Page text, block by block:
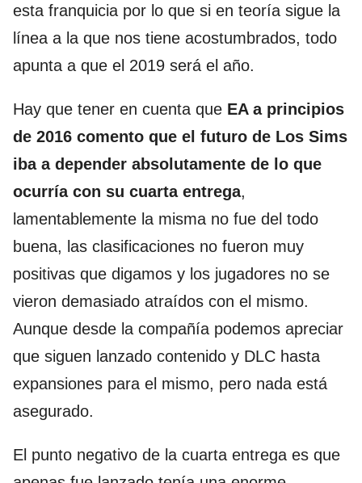
esta franquicia por lo que si en teoría sigue la
línea a la que nos tiene acostumbrados, todo
apunta a que el 2019 será el año.
Hay que tener en cuenta que EA a principios
de 2016 comento que el futuro de Los Sims
iba a depender absolutamente de lo que
ocurría con su cuarta entrega,
lamentablemente la misma no fue del todo
buena, las clasificaciones no fueron muy
positivas que digamos y los jugadores no se
vieron demasiado atraídos con el mismo.
Aunque desde la compañía podemos apreciar
que siguen lanzado contenido y DLC hasta
expansiones para el mismo, pero nada está
asegurado.
El punto negativo de la cuarta entrega es que